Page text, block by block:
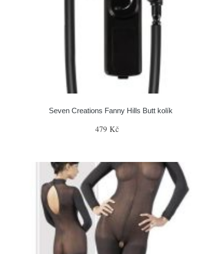
Seven Creations Fanny Hills Butt kolík
479 Kč